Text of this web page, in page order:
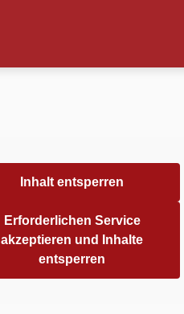
Inhalt entsperren
Erforderlichen Service
akzeptieren und Inhalte
entsperren